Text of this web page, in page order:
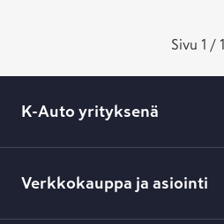
Sivu 1 / 1
K-Auto yrityksenä
Lehdistötiedotteet
Toimipisteiden yhteystiedot
Verkkokauppa ja asiointi